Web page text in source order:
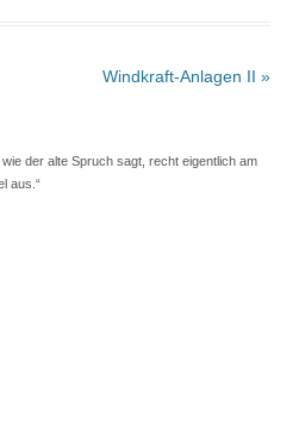
Windkraft-Anlagen II »
der alte Spruch sagt, recht eigentlich am
aus.“